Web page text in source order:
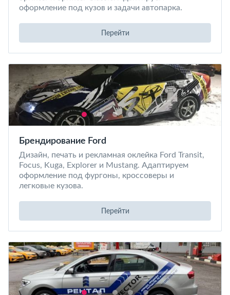
оформление под кузов и задачи автопарка.
Перейти
Брендирование Ford
Дизайн, печать и рекламная оклейка Ford Transit,
Focus, Kuga, Explorer и Mustang. Адаптируем
оформление под фургоны, кроссоверы и
легковые кузова.
Перейти